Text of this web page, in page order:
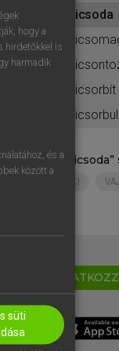
kicsoda
kicsorbít
kicsorbul
„ kicsoda
KI
hogy a
hirdetőkkel is
harmadik
és a
között a
süti